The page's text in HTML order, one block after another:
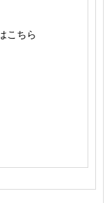
こちら